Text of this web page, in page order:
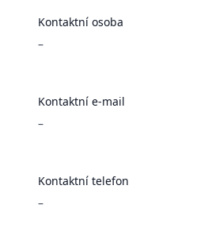
Kontaktní osoba
–
Kontaktní e-mail
–
Kontaktní telefon
–